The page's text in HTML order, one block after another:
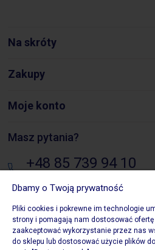
Na skróty
Zakupy
Moje konto
Masz pytania?
+48 85 739 94 10
Składowa 10, 15-399 Białystok
Dbamy o Twoją prywatność
Pliki cookies i pokrewne im technologie
strony i pomagają nam dostosować
zaakceptować wykorzystanie przez nas
do sklepu lub dostosować użycie plików